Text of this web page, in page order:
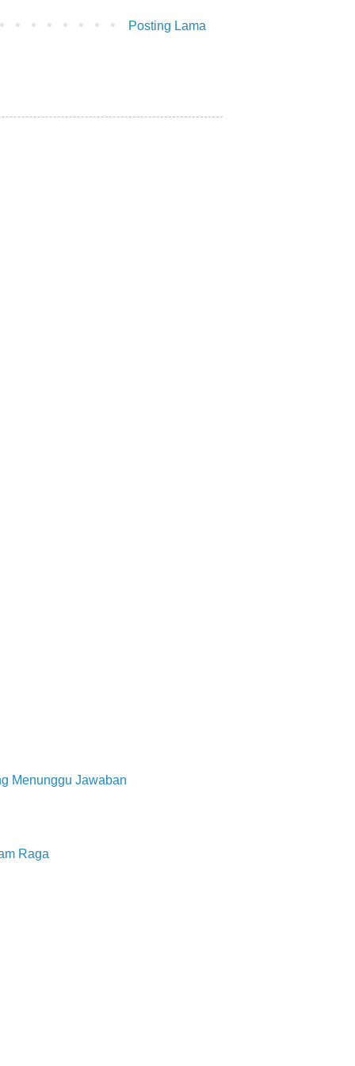
Posting Lama
Menunggu Jawaban
Raga